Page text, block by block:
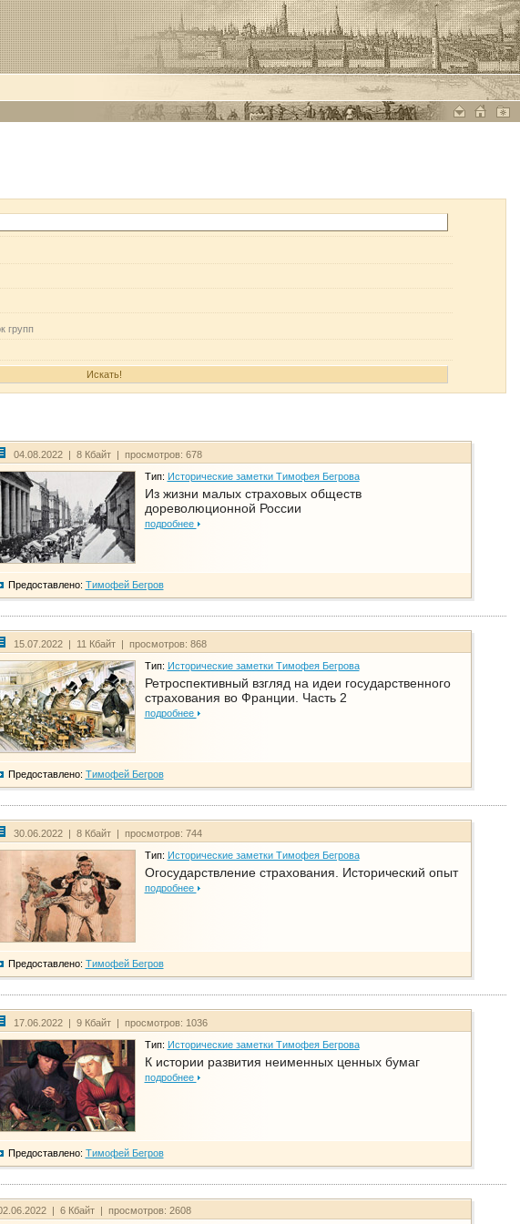
групп
04.08.2022 | 8 Кбайт | просмотров: 678
Тип: Исторические заметки Тимофея Бегрова
Из жизни малых страховых обществ
дореволюционной России
подробнее
Предоставлено: Тимофей Бегров
15.07.2022 | 11 Кбайт | просмотров: 868
Тип: Исторические заметки Тимофея Бегрова
Ретроспективный взгляд на идеи государственного
страхования во Франции. Часть 2
подробнее
Предоставлено: Тимофей Бегров
30.06.2022 | 8 Кбайт | просмотров: 744
Тип: Исторические заметки Тимофея Бегрова
Огосударствление страхования. Исторический опыт
подробнее
Предоставлено: Тимофей Бегров
17.06.2022 | 9 Кбайт | просмотров: 1036
Тип: Исторические заметки Тимофея Бегрова
К истории развития неименных ценных бумаг
подробнее
Предоставлено: Тимофей Бегров
| 6 Кбайт | просмотров: 2608